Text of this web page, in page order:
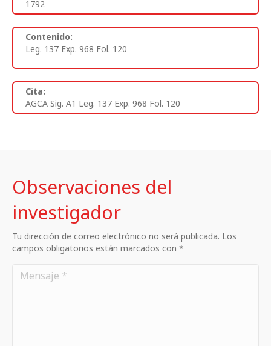
1792
Contenido:
Leg. 137 Exp. 968 Fol. 120
Cita:
AGCA Sig. A1 Leg. 137 Exp. 968 Fol. 120
Observaciones del
investigador
Tu dirección de correo electrónico no será publicada. Los
campos obligatorios están marcados con *